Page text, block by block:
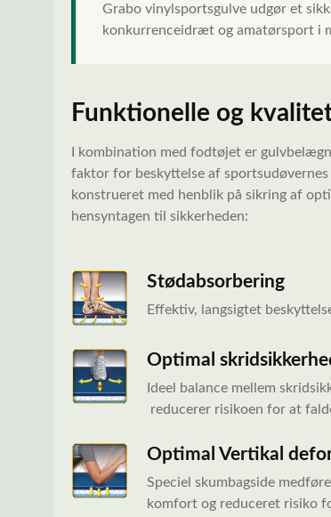
Grabo vinylsportsgulve udgør et
konkurrenceidræt og amatørsport i
Funktionelle og
I kombination med fodtøjet er
faktor for beskyttelse af
konstrueret med henblik på sikring af
hensyntagen til sikkerheden:
Stødabsorbering
Effektiv, langsigtet
Optimal
Ideel balance mellem
reducerer risikoen for at
Optimal Vertikal
Speciel skumbagside
komfort og reduceret risiko